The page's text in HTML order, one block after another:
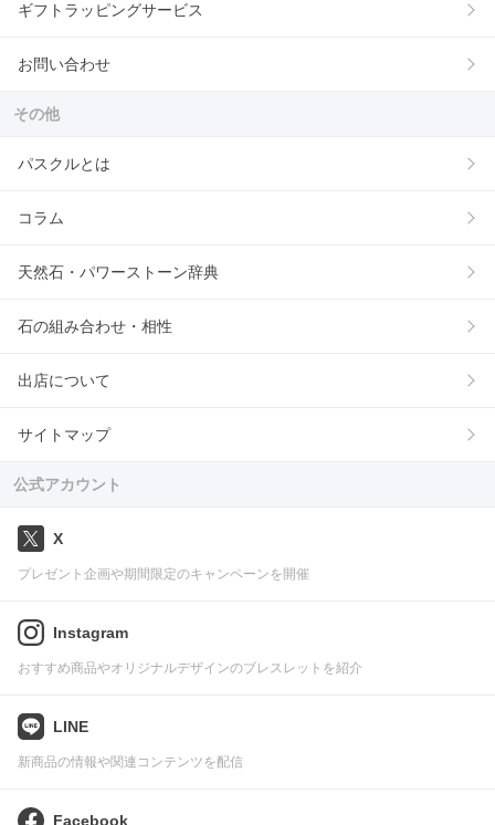
ギフトラッピングサービス
お問い合わせ
その他
パスクルとは
コラム
天然石・パワーストーン辞典
石の組み合わせ・相性
出店について
サイトマップ
公式アカウント
X
プレゼント企画や期間限定のキャンペーンを開催
Instagram
おすすめ商品やオリジナルデザインのブレスレットを紹介
LINE
新商品の情報や関連コンテンツを配信
Facebook